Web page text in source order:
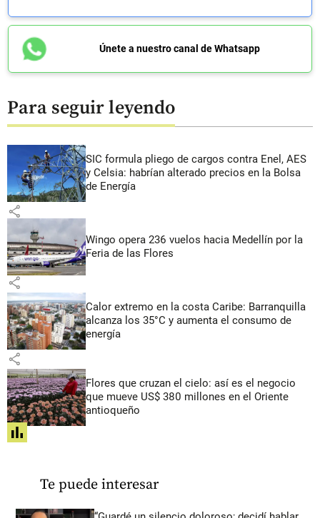
Únete a nuestro canal de Whatsapp
Para seguir leyendo
SIC formula pliego de cargos contra Enel, AES
y Celsia: habrían alterado precios en la Bolsa
de Energía
share
Wingo opera 236 vuelos hacia Medellín por la
Feria de las Flores
share
Calor extremo en la costa Caribe: Barranquilla
alcanza los 35°C y aumenta el consumo de
energía
share
Flores que cruzan el cielo: así es el negocio
que mueve US$ 380 millones en el Oriente
antioqueño
share
Te puede interesar